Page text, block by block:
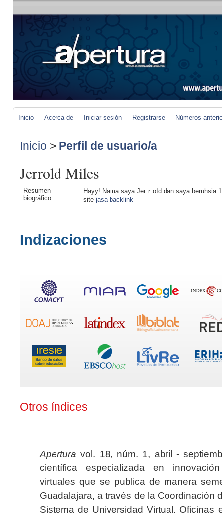
Inicio Acerca de Iniciar sesión Registrarse Números
Inicio > Perfil de usuario/a
Jerrold Miles
Resumen
biográfico
Hayy! Nama saya Jeгｒoⅼd dan saya beruhsia
site jasa backlink
Indizaciones
Otros índices
Apertura vol. 18, núm. 1, abril -
científica especializada en
virtuales que se publica de manera
Guadalajara, a través de la Coordinación
Sistema de Universidad Virtual. Oficinas